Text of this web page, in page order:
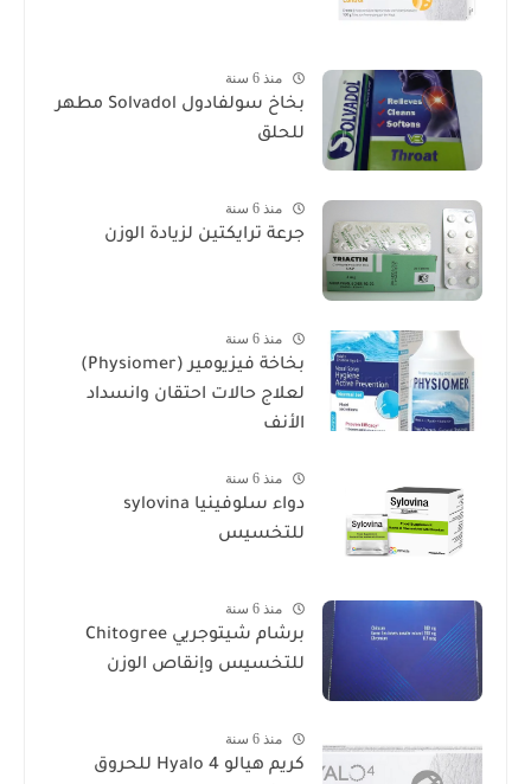
منذ 6 سنة
بخاخ سولفادول Solvadol مطهر
للحلق
منذ 6 سنة
جرعة ترايكتين لزيادة الوزن
منذ 6 سنة
بخاخة فيزيومير (Physiomer)
لعلاج حالات احتقان وانسداد
الأنف
منذ 6 سنة
دواء سلوفينيا sylovina
للتخسيس
منذ 6 سنة
برشام شيتوجريي Chitogree
للتخسيس وإنقاص الوزن
منذ 6 سنة
كريم هيالو 4 Hyalo للحروق